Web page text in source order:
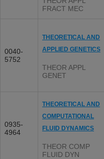
FRACT MEC
0040-
5752
THEORETICAL AND
APPLIED GENETICS
THEOR APPL
GENET
0935-
4964
THEORETICAL AND
COMPUTATIONAL
FLUID DYNAMICS
THEOR COMP
FLUID DYN